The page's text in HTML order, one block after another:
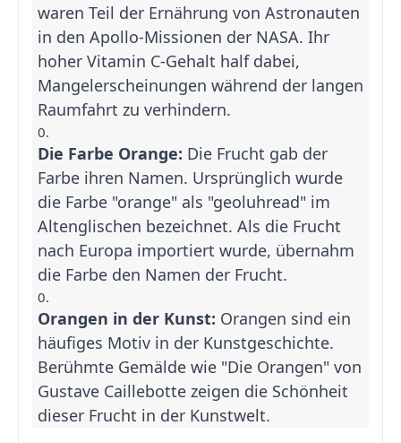
waren Teil der Ernährung von Astronauten
in den Apollo-Missionen der NASA. Ihr
hoher Vitamin C-Gehalt half dabei,
Mangelerscheinungen während der langen
Raumfahrt zu verhindern.
Die Farbe Orange: Die Frucht gab der
Farbe ihren Namen. Ursprünglich wurde
die Farbe "orange" als "geoluhread" im
Altenglischen bezeichnet. Als die Frucht
nach Europa importiert wurde, übernahm
die Farbe den Namen der Frucht.
Orangen in der Kunst: Orangen sind ein
häufiges Motiv in der Kunstgeschichte.
Berühmte Gemälde wie "Die Orangen" von
Gustave Caillebotte zeigen die Schönheit
dieser Frucht in der Kunstwelt.